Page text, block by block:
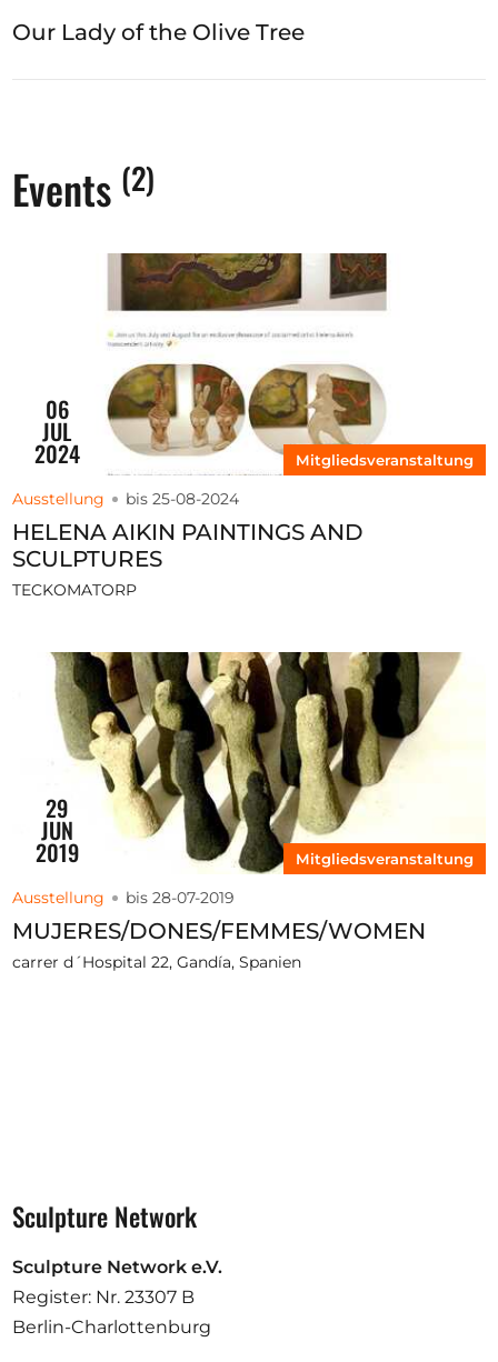
Our Lady of the Olive Tree
Events (2)
06
JUL
2024 Mitgliedsveranstaltung
Ausstellung bis 25-08-2024
HELENA AIKIN PAINTINGS AND
SCULPTURES
TECKOMATORP
29
JUN
2019 Mitgliedsveranstaltung
Ausstellung bis 28-07-2019
MUJERES/DONES/FEMMES/WOMEN
carrer d´Hospital 22, Gandía, Spanien
Sculpture Network
Sculpture Network e.V.
Register: Nr. 23307 B
Berlin-Charlottenburg